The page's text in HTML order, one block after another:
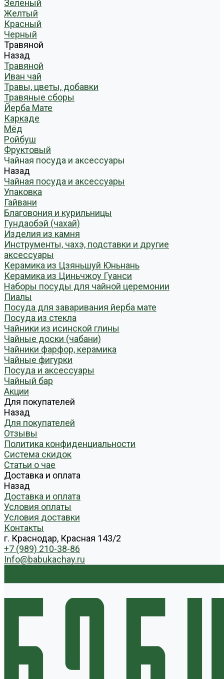
Зеленый
Желтый
Красный
Черный
Травяной
Назад
Травяной
Иван чай
Травы, цветы, добавки
Травяные сборы
Йерба Мате
Каркаде
Мёд
Ройбуш
Фруктовый
Чайная посуда и аксессуары
Назад
Чайная посуда и аксессуары
Упаковка
Гайвани
Благовония и курильницы
Гундаобэй (чахай)
Изделия из камня
Инструменты, чахэ, подставки и другие
аксессуары
Керамика из Цзяньшуй Юньнань
Керамика из Циньчжоу Гуанси
Наборы посуды для чайной церемонии
Пиалы
Посуда для заваривания йерба мате
Посуда из стекла
Чайники из исинской глины
Чайные доски (чабани)
Чайники фарфор, керамика
Чайные фигурки
Посуда и аксессуары
Чайный бар
Акции
Для покупателей
Назад
Для покупателей
Отзывы
Политика конфиденциальности
Система скидок
Статьи о чае
Доставка и оплата
Назад
Доставка и оплата
Условия оплаты
Условия доставки
Контакты
г. Краснодар, Красная 143/2
+7 (989) 210-38-86
Info@babukachay.ru